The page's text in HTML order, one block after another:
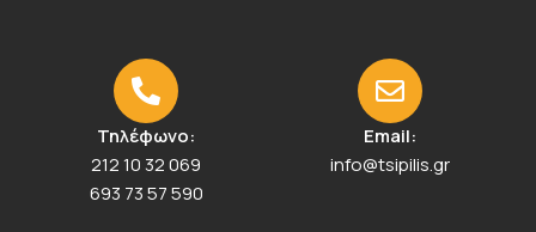
Τηλέφωνο:
212 10 32 069
693 73 57 590
Email:
info@tsipilis.gr